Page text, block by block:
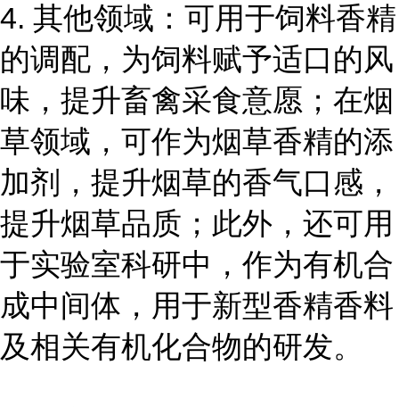
4. 其他领域：可用于饲料香精
的调配，为饲料赋予适口的风
味，提升畜禽采食意愿；在烟
草领域，可作为烟草香精的添
加剂，提升烟草的香气口感，
提升烟草品质；此外，还可用
于实验室科研中，作为有机合
成中间体，用于新型香精香料
及相关有机化合物的研发。